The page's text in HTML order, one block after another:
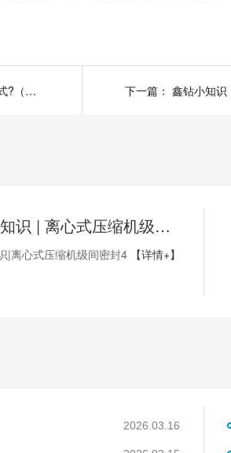
鑫钻小知识 | 卧式蒸发器有几种形式?（上） 下一篇： 鑫钻小知识
鑫钻小知识 | 离心式压缩机级间密封4
|离心式压缩机级间密封4 【详情+】
2026.03.16